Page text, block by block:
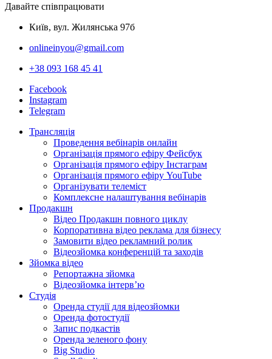
Давайте співпрацювати
Київ, вул. Жилянська 97б
onlineinyou@gmail.com
+38 093 168 45 41
Facebook
Instagram
Telegram
Трансляція
Проведення вебінарів онлайн
Організація прямого ефіру Фейсбук
Організація прямого ефіру Інстаграм
Організація прямого ефіру YouTube
Організувати телеміст
Комплексне налаштування вебінарів
Продакшн
Відео Продакшн повного циклу
Корпоративна відео реклама для бізнесу
Замовити відео рекламний ролик
Відеозйомка конференцій та заходів
Зйомка відео
Репортажна зйомка
Відеозйомка інтерв’ю
Студія
Оренда студії для відеозйомки
Оренда фотостудії
Запис подкастів
Оренда зеленого фону
Big Studio